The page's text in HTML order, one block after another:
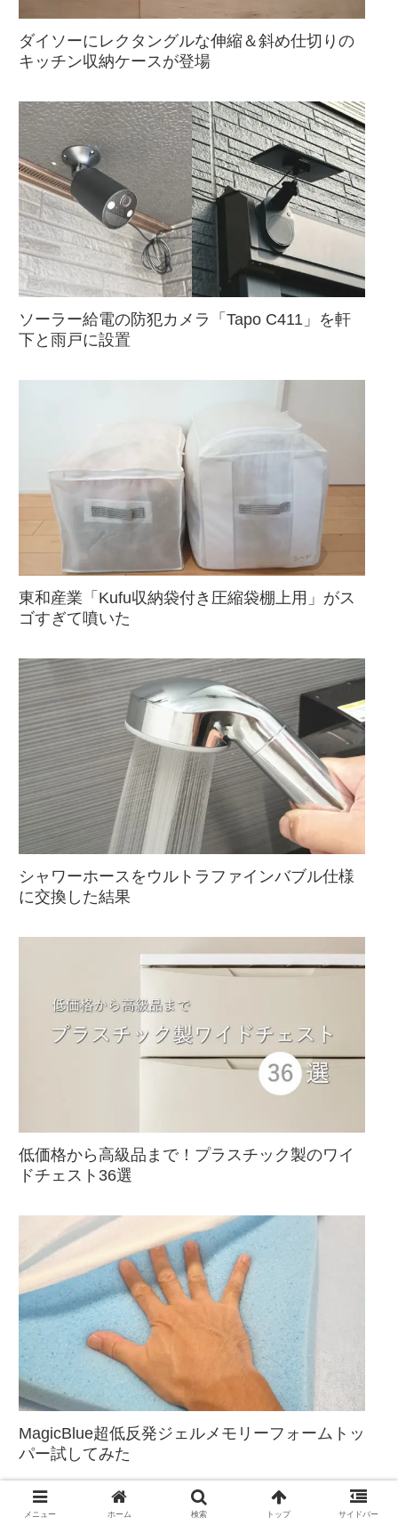
ダイソーにレクタングルな伸縮＆斜め仕切りの
キッチン収納ケースが登場
ソーラー給電の防犯カメラ「Tapo C411」を軒
下と雨戸に設置
東和産業「Kufu収納袋付き圧縮袋棚上用」がス
ゴすぎて噴いた
シャワーホースをウルトラファインバブル仕様
に交換した結果
低価格から高級品まで！プラスチック製のワイ
ドチェスト36選
MagicBlue超低反発ジェルメモリーフォームトッ
パー試してみた
メニュー ホーム 検索 トップ サイドバー